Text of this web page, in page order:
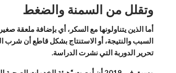
وتقلل من السمنة والضغط
تحرير الدوربة التي نشرت الدراسة.